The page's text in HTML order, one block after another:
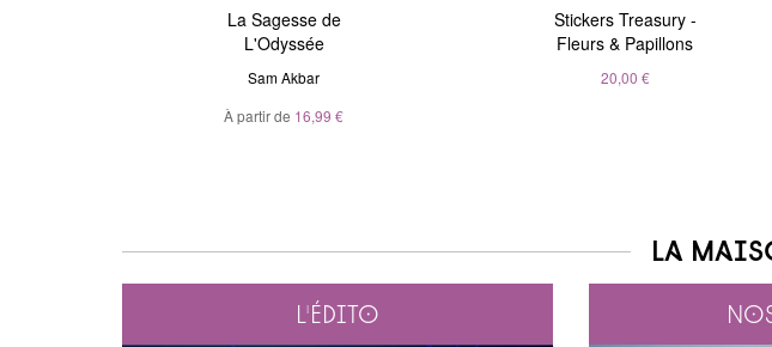
La Sagesse de
L'Odyssée
Sam Akbar
À partir de 16,99 €
Stickers Treasury -
Fleurs & Papillons
20,00 €
Astrologie de l'âme
Julie Gorse,Christian Maillé
Nous sommes tous
clairvoyants
Belinda Grace
La
L'édito